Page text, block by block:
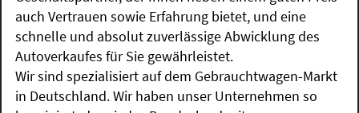
auch Vertrauen sowie Erfahrung bietet, und eine
schnelle und absolut zuverlässige Abwicklung des
Autoverkaufes für Sie gewährleistet.
Wir sind spezialisiert auf dem Gebrauchtwagen-Markt
in Deutschland. Wir haben unser Unternehmen so